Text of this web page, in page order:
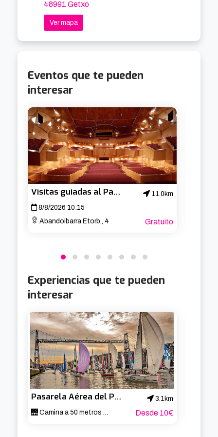
48991 Getxo
Ver mapa
Eventos que te pueden
interesar
Visitas guiadas al Palacio Euskalduna
11.0km
8/8/2026 10:15
Abandoibarra Etorb., 4
Gratuito
Experiencias que te pueden
interesar
Pasarela Aérea del Puente de Bizkaia
3.1km
🌉 Camina a 50 metros sobre el Nervión 🚶‍♂️
Desde 10€